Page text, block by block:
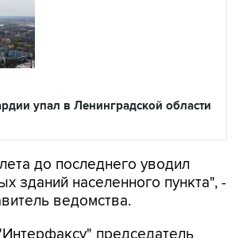
упал в Ленинградской области
до последнего уводил
зданий населенного пункта", -
ведомства.